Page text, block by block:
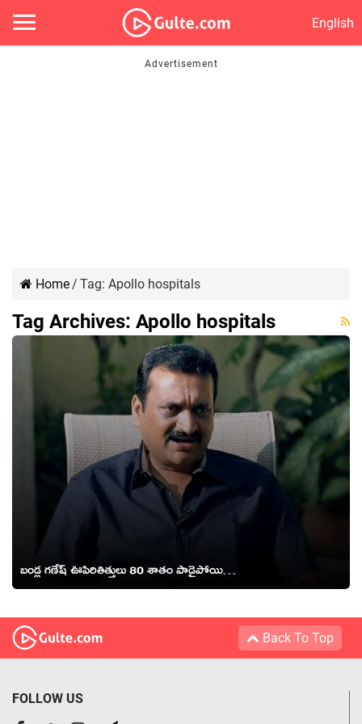
English
Home/ Tag: Apollo hospitals
Tag Archives: Apollo hospitals
బండ్ల గణేష్ ఊపిరితిత్తులు 80 శాతం పాడైపోయి…
Back To Top
FOLLOW US